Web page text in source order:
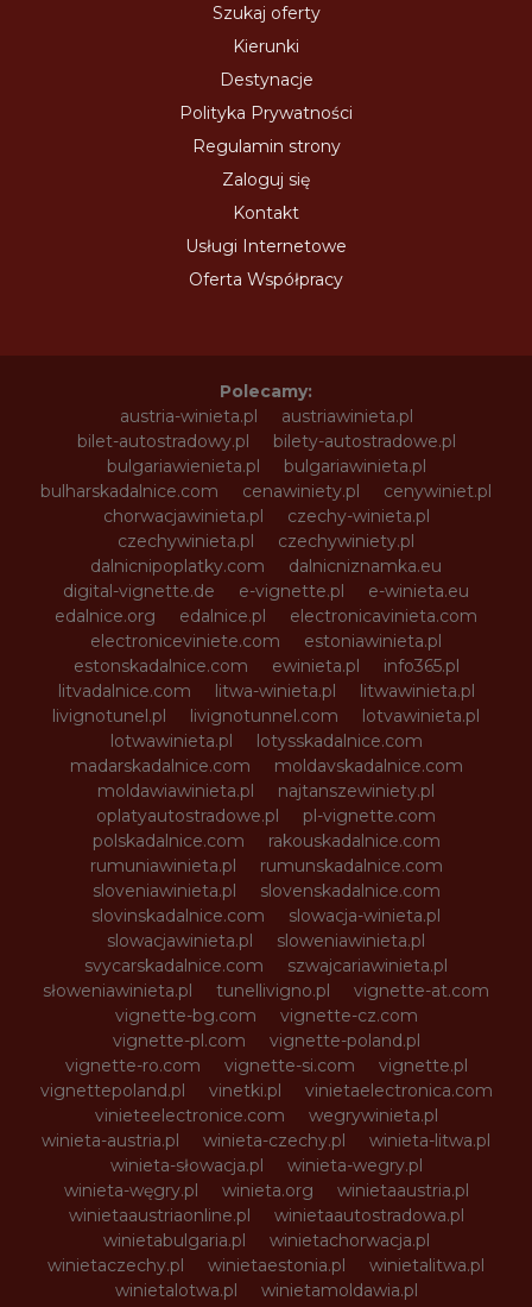
Szukaj oferty
Kierunki
Destynacje
Polityka Prywatności
Regulamin strony
Zaloguj się
Kontakt
Usługi Internetowe
Oferta Współpracy
Polecamy:
austria-winieta.pl
austriawinieta.pl
bilet-autostradowy.pl
bilety-autostradowe.pl
bulgariawienieta.pl
bulgariawinieta.pl
bulharskadalnice.com
cenawiniety.pl
cenywiniet.pl
chorwacjawinieta.pl
czechy-winieta.pl
czechywinieta.pl
czechywiniety.pl
dalnicnipoplatky.com
dalnicniznamka.eu
digital-vignette.de
e-vignette.pl
e-winieta.eu
edalnice.org
edalnice.pl
electronicavinieta.com
electroniceviniete.com
estoniawinieta.pl
estonskadalnice.com
ewinieta.pl
info365.pl
litvadalnice.com
litwa-winieta.pl
litwawinieta.pl
livignotunel.pl
livignotunnel.com
lotvawinieta.pl
lotwawinieta.pl
lotysskadalnice.com
madarskadalnice.com
moldavskadalnice.com
moldawiawinieta.pl
najtanszewiniety.pl
oplatyautostradowe.pl
pl-vignette.com
polskadalnice.com
rakouskadalnice.com
rumuniawinieta.pl
rumunskadalnice.com
sloveniawinieta.pl
slovenskadalnice.com
slovinskadalnice.com
slowacja-winieta.pl
slowacjawinieta.pl
sloweniawinieta.pl
svycarskadalnice.com
szwajcariawinieta.pl
słoweniawinieta.pl
tunellivigno.pl
vignette-at.com
vignette-bg.com
vignette-cz.com
vignette-pl.com
vignette-poland.pl
vignette-ro.com
vignette-si.com
vignette.pl
vignettepoland.pl
vinetki.pl
vinietaelectronica.com
vinieteelectronice.com
wegrywinieta.pl
winieta-austria.pl
winieta-czechy.pl
winieta-litwa.pl
winieta-słowacja.pl
winieta-wegry.pl
winieta-węgry.pl
winieta.org
winietaaustria.pl
winietaaustriaonline.pl
winietaautostradowa.pl
winietabulgaria.pl
winietachorwacja.pl
winietaczechy.pl
winietaestonia.pl
winietalitwa.pl
winietalotwa.pl
winietamoldawia.pl